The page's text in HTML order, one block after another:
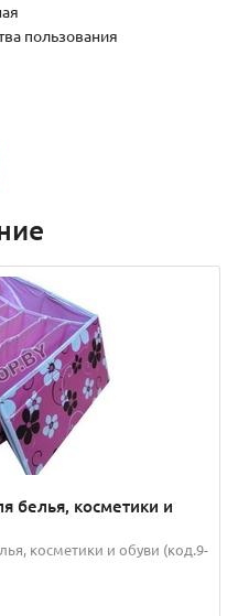
пользования
белья, косметики и
косметики и обуви (код.9-